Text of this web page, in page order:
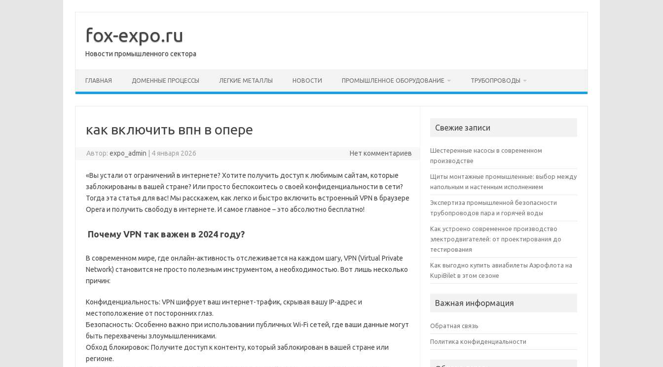
содержимому
fox-expo.ru
Новости промышленного сектора
ГЛАВНАЯ ДОМЕННЫЕ ПРОЦЕССЫ ЛЕГКИЕ МЕТАЛЛЫ НОВОСТИ ПРОМЫШЛЕННОЕ ОБОРУДОВАНИЕ ТРУБОПРОВОДЫ
как включить впн в опере
Автор:expo_admin 4 января 2026 Нет комментариев
«Вы устали от ограничений в интернете? Хотите получить доступ к любимым сайтам, которые
заблокированы в вашей стране? Или просто беспокоитесь о своей конфиденциальности в сети?
Тогда эта статья для вас! Мы расскажем, как легко и быстро включить встроенный VPN в браузере
Opera и получить свободу в интернете. И самое главное – это абсолютно бесплатно!
️ Почему VPN так важен в 2024 году?
В современном мире, где онлайн-активность отслеживается на каждом шагу, VPN (Virtual Private
Network) становится не просто полезным инструментом, а необходимостью. Вот лишь несколько
причин:
Конфиденциальность: VPN шифрует ваш интернет-трафик, скрывая вашу IP-адрес и
местоположение от посторонних глаз.
Безопасность: Особенно важно при использовании публичных Wi-Fi сетей, где ваши данные могут
быть перехвачены злоумышленниками.
Обход блокировок: Получите доступ к контенту, который заблокирован в вашей стране или
регионе.
Свежие записи
Шестеренные насосы в современном
производстве
Щиты монтажные промышленные: выбор между
напольным и настенным исполнением
Экспертиза промышленной безопасности
трубопроводов пара и горячей воды
Как устроено современное производство
электродвигателей: от проектирования до
тестирования
Как выгодно купить авиабилеты Аэрофлота на
KupiBilet в этом сезоне
Важная информация
Обратная связь
Политика конфиденциальности